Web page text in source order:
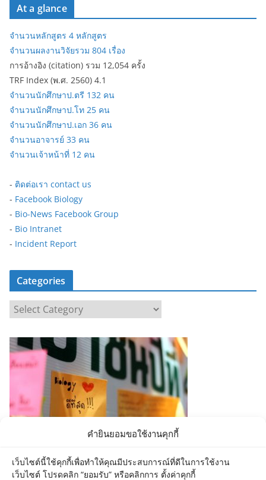
คำยินยอมขอใช้งานคุกกี้
เว็บไซต์นี้ใช้คุกกี้เพื่อทำให้คุณมีประสบการณ์ที่ดีในการใช้งาน
เว็บไซต์ โปรดคลิก “ยอมรับ” หรือคลิกการ ตั้งค่าคุกกี้
At a glance
จำนวนหลักสูตร 4 หลักสูตร
จำนวนผลงานวิจัยรวม 804 เรื่อง
การอ้างอิง (citation) รวม 12,054 ครั้ง
TRF Index (พ.ศ. 2560) 4.1
จำนวนนักศึกษาป.ตรี 132 คน
จำนวนนักศึกษาป.โท 25 คน
จำนวนนักศึกษาป.เอก 36 คน
จำนวนอาจารย์ 33 คน
จำนวนเจ้าหน้าที่ 12 คน
- ติดต่อเรา contact us
- Facebook Biology
- Bio-News Facebook Group
- Bio Intranet
- Incident Report
Categories
a
t
e
g
i